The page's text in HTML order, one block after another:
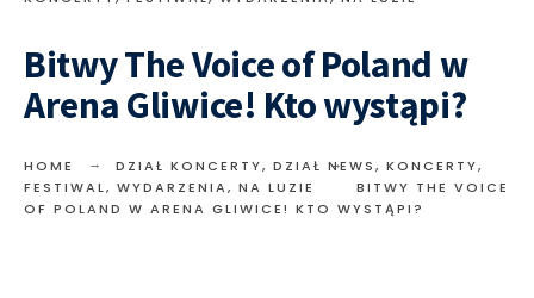
Bitwy The Voice of Poland w
Arena Gliwice! Kto wystąpi?
HOME DZIAŁ KONCERTY, DZIAŁ NEWS, KONCERTY,
FESTIWAL, WYDARZENIA, NA LUZIE
BITWY THE VOICE
OF POLAND W ARENA GLIWICE! KTO WYSTĄPI?